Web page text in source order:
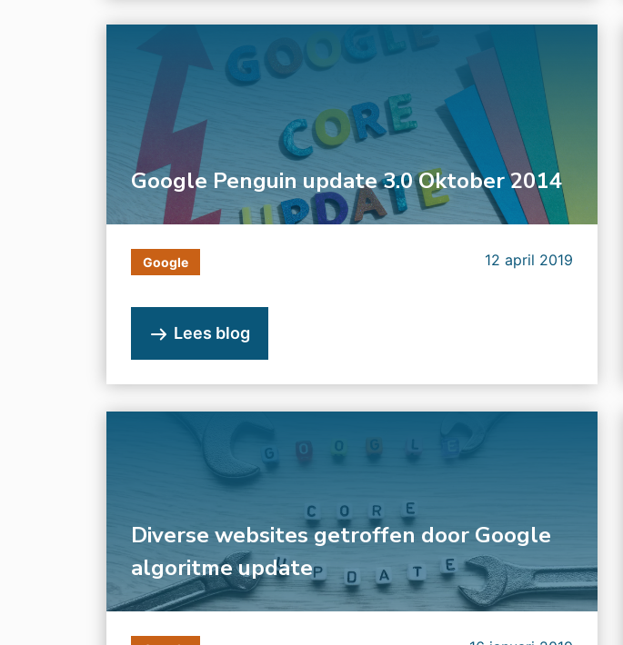
Google Penguin update 3.0 Oktober 2014
Google 12 april 2019
Lees blog
Diverse websites getroffen door Google
algoritme update